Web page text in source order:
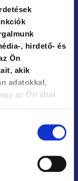
, hirdető- és
Ön
akik
adatokkal,
az Ön által